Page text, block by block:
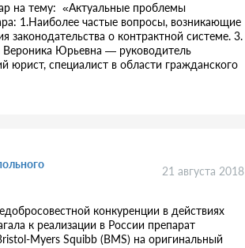
на тему: «Актуальные проблемы
1.Наиболее частые вопросы, возникающие
законодательства о контрактной системе. 3.
Юрьевна — руководитель
специалист в области гражданского
21 августа 2018
конкуренции в действиях
к реализации в России препарат
Myers Squibb (BMS) на оригинальный